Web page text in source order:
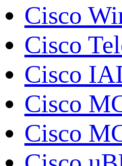
Cisco
Cisco
Cisco
Cisco
Cisco